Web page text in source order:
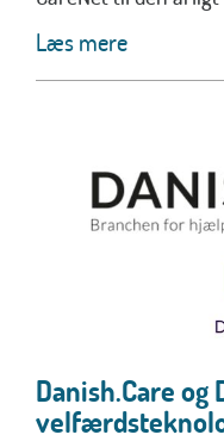
Læs mere
Danish.Care